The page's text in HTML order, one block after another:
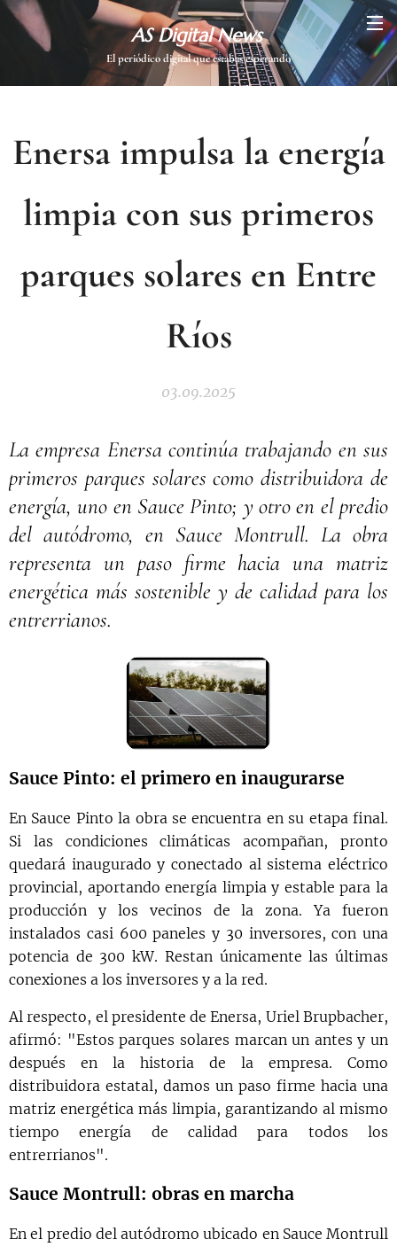
AS Digital News
El periódico digital que estabas esperando
Enersa impulsa la energía
limpia con sus primeros
parques solares en Entre
Ríos
03.09.2025
La empresa Enersa continúa trabajando en sus
primeros parques solares como distribuidora de
energía, uno en Sauce Pinto; y otro en el predio
del autódromo, en Sauce Montrull. La obra
representa un paso firme hacia una matriz
energética más sostenible y de calidad para los
entrerrianos.
Sauce Pinto: el primero en inaugurarse
En Sauce Pinto la obra se encuentra en su etapa final.
Si las condiciones climáticas acompañan, pronto
quedará inaugurado y conectado al sistema eléctrico
provincial, aportando energía limpia y estable para la
producción y los vecinos de la zona. Ya fueron
instalados casi 600 paneles y 30 inversores, con una
potencia de 300 kW. Restan únicamente las últimas
conexiones a los inversores y a la red.
Al respecto, el presidente de Enersa, Uriel Brupbacher,
afirmó: "Estos parques solares marcan un antes y un
después en la historia de la empresa. Como
distribuidora estatal, damos un paso firme hacia una
matriz energética más limpia, garantizando al mismo
tiempo energía de calidad para todos los
entrerrianos".
Sauce Montrull: obras en marcha
En el predio del autódromo ubicado en Sauce Montrull